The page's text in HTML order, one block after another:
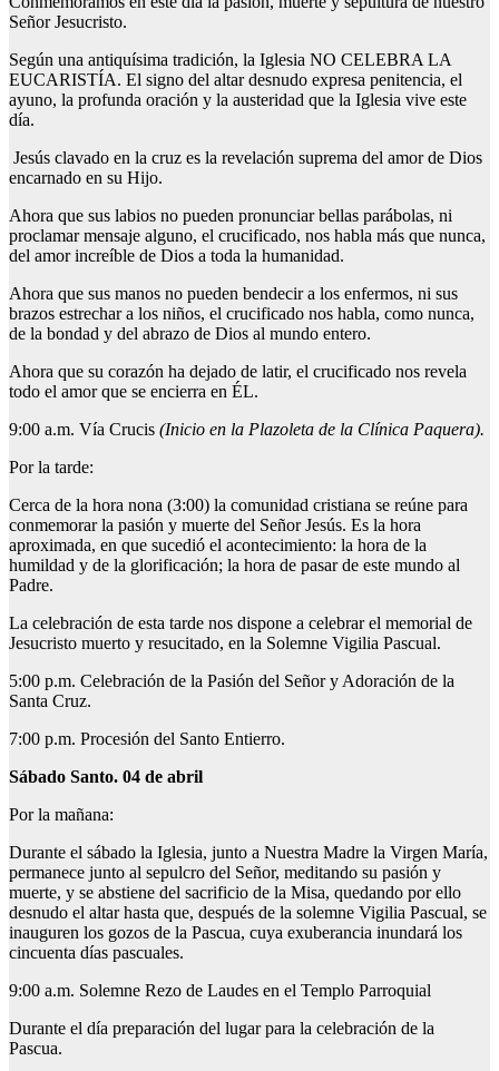
Señor Jesucristo.
Según una antiquísima tradición, la Iglesia NO CELEBRA LA
EUCARISTÍA. El signo del altar desnudo expresa penitencia, el
ayuno, la profunda oración y la austeridad que la Iglesia vive este
día.
Jesús clavado en la cruz es la revelación suprema del amor de Dios
encarnado en su Hijo.
Ahora que sus labios no pueden pronunciar bellas parábolas, ni
proclamar mensaje alguno, el crucificado, nos habla más que nunca,
del amor increíble de Dios a toda la humanidad.
Ahora que sus manos no pueden bendecir a los enfermos, ni sus
brazos estrechar a los niños, el crucificado nos habla, como nunca,
de la bondad y del abrazo de Dios al mundo entero.
Ahora que su corazón ha dejado de latir, el crucificado nos revela
todo el amor que se encierra en ÉL.
9:00 a.m. Vía Crucis (Inicio en la Plazoleta de la Clínica Paquera).
Por la tarde:
Cerca de la hora nona (3:00) la comunidad cristiana se reúne para
conmemorar la pasión y muerte del Señor Jesús. Es la hora
aproximada, en que sucedió el acontecimiento: la hora de la
humildad y de la glorificación; la hora de pasar de este mundo al
Padre.
La celebración de esta tarde nos dispone a celebrar el memorial de
Jesucristo muerto y resucitado, en la Solemne Vigilia Pascual.
5:00 p.m. Celebración de la Pasión del Señor y Adoración de la
Santa Cruz.
7:00 p.m. Procesión del Santo Entierro.
Sábado Santo. 04 de abril
Por la mañana:
Durante el sábado la Iglesia, junto a Nuestra Madre la Virgen María,
permanece junto al sepulcro del Señor, meditando su pasión y
muerte, y se abstiene del sacrificio de la Misa, quedando por ello
desnudo el altar hasta que, después de la solemne Vigilia Pascual, se
inauguren los gozos de la Pascua, cuya exuberancia inundará los
cincuenta días pascuales.
9:00 a.m. Solemne Rezo de Laudes en el Templo Parroquial
Durante el día preparación del lugar para la celebración de la
Pascua.